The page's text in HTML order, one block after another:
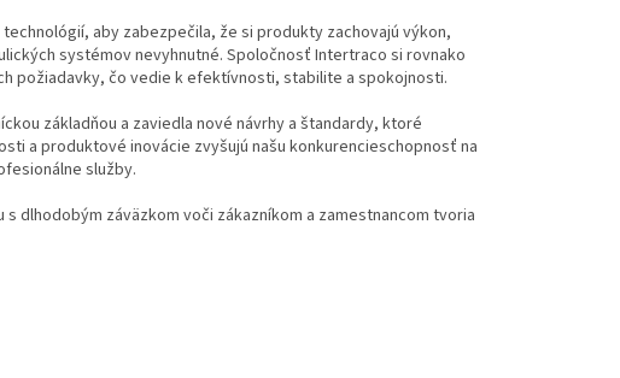
aby zabezpečila, že si produkty zachovajú výkon,
systémov nevyhnutné. Spoločnosť Intertraco si rovnako
požiadavky, čo vedie k efektívnosti, stabilite a spokojnosti.
základňou a zaviedla nové návrhy a štandardy, ktoré
a produktové inovácie zvyšujú našu konkurencieschopnosť na
služby.
dlhodobým záväzkom voči zákazníkom a zamestnancom tvoria